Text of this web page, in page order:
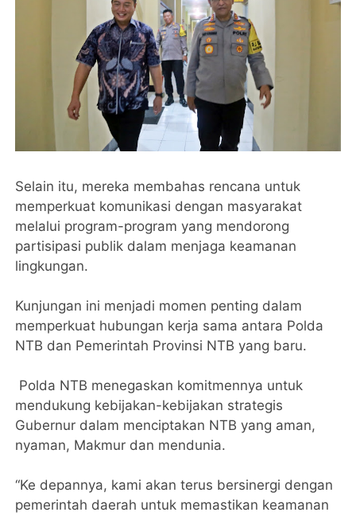
Selain itu, mereka membahas rencana untuk
memperkuat komunikasi dengan masyarakat
melalui program-program yang mendorong
partisipasi publik dalam menjaga keamanan
lingkungan.
Kunjungan ini menjadi momen penting dalam
memperkuat hubungan kerja sama antara Polda
NTB dan Pemerintah Provinsi NTB yang baru.
Polda NTB menegaskan komitmennya untuk
mendukung kebijakan-kebijakan strategis
Gubernur dalam menciptakan NTB yang aman,
nyaman, Makmur dan mendunia.
“Ke depannya, kami akan terus bersinergi dengan
pemerintah daerah untuk memastikan keamanan